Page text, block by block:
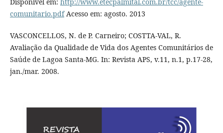
Disponível em: http://www.etecpalmital.com.br/tcc/agente-
comunitario.pdfAcesso em: agosto. 2013
VASCONCELLOS, N. de P. Carneiro; COSTTA-VAL, R.
Avaliação da Qualidade de Vida dos Agentes Comunitários de
Saúde de Lagoa Santa-MG. In: Revista APS, v.11, n.1, p.17-28,
jan./mar. 2008.